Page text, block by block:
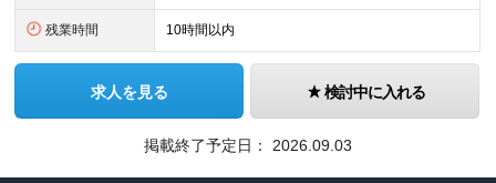
残業時間 10時間以内
求人を見る 検討中に入れる
掲載終了予定日： 2026.09.03